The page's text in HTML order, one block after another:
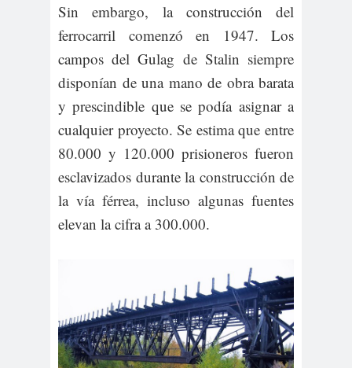
Sin embargo, la construcción del
ferrocarril comenzó en 1947. Los
campos del Gulag de Stalin siempre
disponían de una mano de obra barata
y prescindible que se podía asignar a
cualquier proyecto. Se estima que entre
80.000 y 120.000 prisioneros fueron
esclavizados durante la construcción de
la vía férrea, incluso algunas fuentes
elevan la cifra a 300.000.